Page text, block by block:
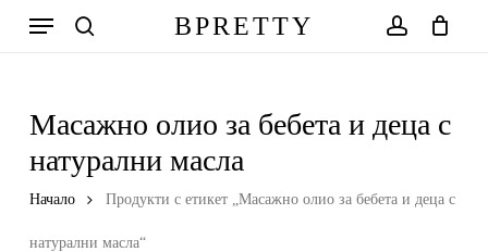
BPRETTY
Меню
Масажно олио за бебета и деца с
натурални масла
Начало Продукти с етикет „Масажно олио за бебета и деца с
натурални масла“